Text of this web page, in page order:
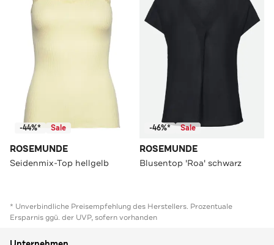
-44%* Sale
ROSEMUNDE
Seidenmix-Top hellgelb
-46%* Sale
ROSEMUNDE
Blusentop 'Roa' schwarz
* Unverbindliche Preisempfehlung des Herstellers. Prozentuale
Ersparnis ggü. der UVP, sofern vorhanden